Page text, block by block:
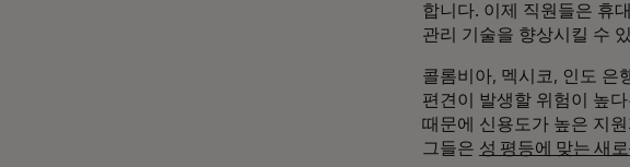
합니다. 이제 직원들은 휴
관리 기술을 향상시킬 수
콜롬비아, 멕시코, 인도 은
편견이 발생할 위험이 높
때문에 신용도가 높은 지
그들은 성 평등에 맞는 새